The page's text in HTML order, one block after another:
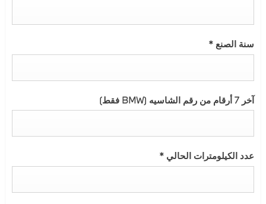
سنة الصنع *
آخر 7 أرقام من رقم الشاسيه (BMW فقط)
عدد الكيلومترات الحالي *